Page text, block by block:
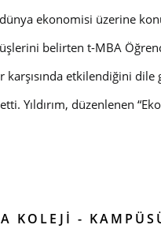
ekonomisi üzerine
belirten t-MBA
etkilendiğini dile
Yıldırım, düzenlenen
KOLEJİ -